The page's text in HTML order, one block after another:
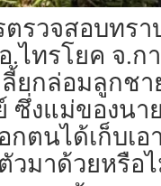
รวจสอบทร
.ไทรโยค จ.
ลี้ยกล่อมลูกช
ซึ่งแม่ของนา
กตนได้เก็บเ
วมาด้วยหรือ